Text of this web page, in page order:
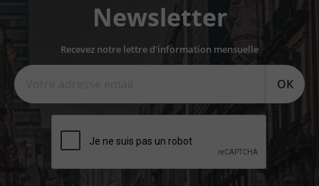
Newsletter
Recevez notre lettre d'information mensuelle
OK